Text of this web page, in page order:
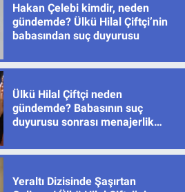
Hakan Çelebi kimdir, neden
gündemde? Ülkü Hilal Çiftçi’nin
babasından suç duyurusu
Ülkü Hilal Çiftçi neden
gündemde? Babasının suç
duyurusu sonrası menajerlik
Yeraltı Dizisinde Şaşırtan